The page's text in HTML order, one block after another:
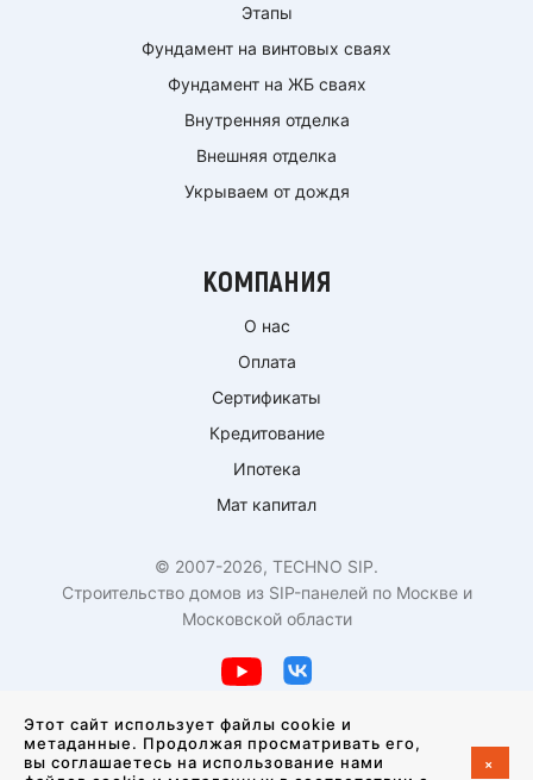
Этапы
Фундамент на винтовых сваях
Фундамент на ЖБ сваях
Внутренняя отделка
Внешняя отделка
Укрываем от дождя
КОМПАНИЯ
О нас
Оплата
Сертификаты
Кредитование
Ипотека
Мат капитал
© 2007-2026, TECHNO SIP.
Строительство домов из SIP-панелей по Москве и
Московской области
Политика конфиденциальности
Создание сайта —студия VisualWeb
Этот сайт использует файлы cookie и
метаданные. Продолжая просматривать его,
вы соглашаетесь на использование нами
+